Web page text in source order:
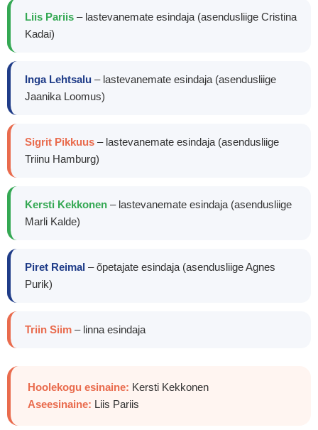
Tartu Lasteaed Lotte
Liis Pariis – lastevanemate esindaja (asendusliige Cristina
Kadai)
Inga Lehtsalu – lastevanemate esindaja (asendusliige
Jaanika Loomus)
Sigrit Pikkuus – lastevanemate esindaja (asendusliige
Triinu Hamburg)
Kersti Kekkonen – lastevanemate esindaja (asendusliige
Marli Kalde)
Piret Reimal – õpetajate esindaja (asendusliige Agnes
Purik)
Triin Siim – linna esindaja
Hoolekogu esinaine: Kersti Kekkonen
Aseesinaine: Liis Pariis